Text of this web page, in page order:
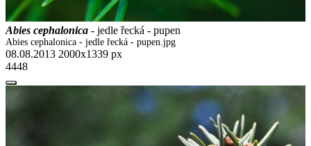
Abies cephalonica - jedle řecká - pupen
Abies cephalonica - jedle řecká - pupen.jpg
08.08.2013 2000x1339 px
4448